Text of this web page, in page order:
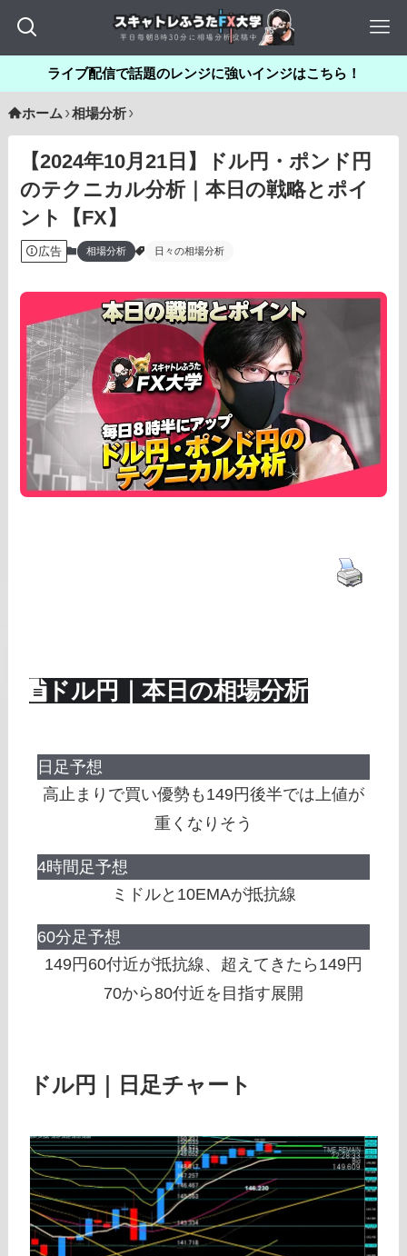
ライブ配信で話題のレンジに強いインジはこちら！
ホーム 相場分析
【2024年10月21日】ドル円・ポンド円
のテクニカル分析｜本日の戦略とポイ
ント【FX】
広告 相場分析 日々の相場分析
ドル円｜本日の相場分析
日足予想
高止まりで買い優勢も149円後半では上値が
重くなりそう
4時間足予想
ミドルと10EMAが抵抗線
60分足予想
149円60付近が抵抗線、超えてきたら149円
70から80付近を目指す展開
ドル円｜日足チャート